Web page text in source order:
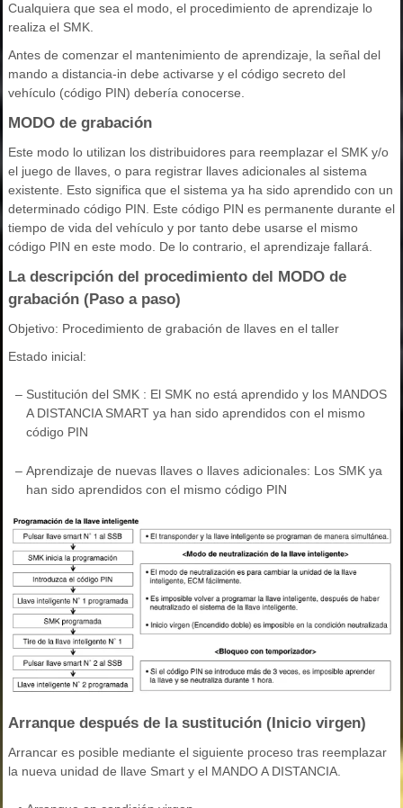
Cualquiera que sea el modo, el procedimiento de aprendizaje lo
realiza el SMK.
Antes de comenzar el mantenimiento de aprendizaje, la señal del
mando a distancia-in debe activarse y el código secreto del
vehículo (código PIN) debería conocerse.
MODO de grabación
Este modo lo utilizan los distribuidores para reemplazar el SMK y/o
el juego de llaves, o para registrar llaves adicionales al sistema
existente. Esto significa que el sistema ya ha sido aprendido con un
determinado código PIN. Este código PIN es permanente durante el
tiempo de vida del vehículo y por tanto debe usarse el mismo
código PIN en este modo. De lo contrario, el aprendizaje fallará.
La descripción del procedimiento del MODO de
grabación (Paso a paso)
Objetivo: Procedimiento de grabación de llaves en el taller
Estado inicial:
– Sustitución del SMK : El SMK no está aprendido y los MANDOS
A DISTANCIA SMART ya han sido aprendidos con el mismo
código PIN
– Aprendizaje de nuevas llaves o llaves adicionales: Los SMK ya
han sido aprendidos con el mismo código PIN
Arranque después de la sustitución (Inicio virgen)
Arrancar es posible mediante el siguiente proceso tras reemplazar
la nueva unidad de llave Smart y el MANDO A DISTANCIA.